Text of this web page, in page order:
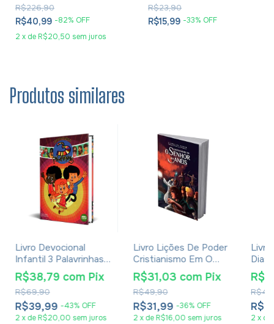
R$40,99 -82% OFF
2 x de R$20,50 sem juros
R$226,90
R$15,99 -33% OFF
R$23,90
Produtos similares
Livro Devocional
Infantil 3 Palavrinhas -
Vinicius A. Miranda E
Kleverton Monteiro
R$39,99 -43% OFF
R$69,90
R$38,79 com Pix
2 xdeR$20,00 sem juros
Livro Lições De Poder
Cristianismo Em O
Senhor Dos Anéis -
Rafael Soares E
Vinícius A. Miranda
R$31,99 -36% OFF
R$49,90
R$31,03 com Pix
2 xdeR$16,00 sem juros
Dias
2 x de